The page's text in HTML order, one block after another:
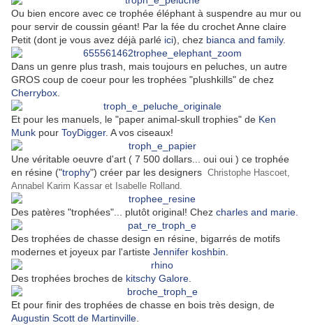
Ou bien encore avec ce trophée éléphant à suspendre au mur ou
pour servir de coussin géant! Par la fée du crochet Anne claire
Petit (dont je vous avez déjà parlé ici), chez bianca and family.
Dans un genre plus trash, mais toujours en peluches, un autre
GROS coup de coeur pour les trophées "plushkills" de chez
Cherrybox
Et pour les manuels, le "paper animal-skull trophies" de Ken
Munk pour ToyDigger. A vos ciseaux!
Une véritable oeuvre d'art ( 7 500 dollars... oui oui ) ce trophée
en résine ("trophy") créer par les designers Christophe Hascoet,
Annabel Karim Kassar et Isabelle Rolland.
Des patères "trophées"... plutôt original! Chez charles and marie.
Des trophées de chasse design en résine, bigarrés de motifs
modernes et joyeux par l'artiste Jennifer koshbin
Des trophées broches de kitschy Galore
Et pour finir des trophées de chasse en bois très design, de
Augustin Scott de Martinville